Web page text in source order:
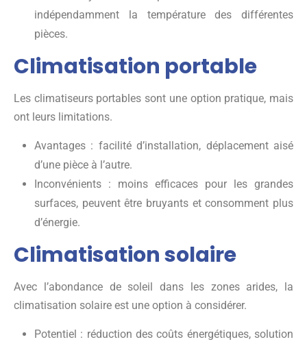
indépendamment la température des différentes
pièces.
Climatisation portable
Les climatiseurs portables sont une option pratique, mais
ont leurs limitations.
Avantages : facilité d’installation, déplacement aisé
d’une pièce à l’autre.
Inconvénients : moins efficaces pour les grandes
surfaces, peuvent être bruyants et consomment plus
d’énergie.
Climatisation solaire
Avec l’abondance de soleil dans les zones arides, la
climatisation solaire est une option à considérer.
Potentiel : réduction des coûts énergétiques, solution